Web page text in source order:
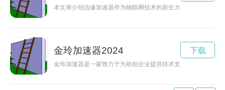
本文将介绍边缘加速器作为物联网技术的新生力量，通过边缘
金玲加速器2024
金玲加速器是一家致力于为初创企业提供技术支持和资源整合
下载